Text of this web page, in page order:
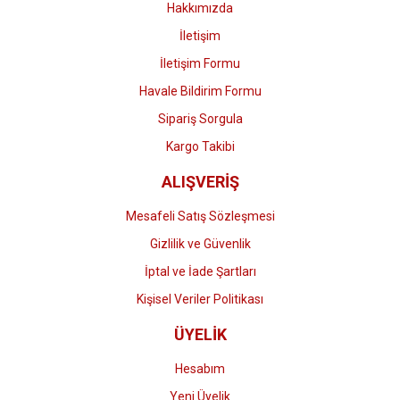
Gönder
Hakkımızda
İletişim
İletişim Formu
Havale Bildirim Formu
Sipariş Sorgula
Kargo Takibi
ALIŞVERİŞ
Mesafeli Satış Sözleşmesi
Gizlilik ve Güvenlik
İptal ve İade Şartları
Kişisel Veriler Politikası
ÜYELİK
Hesabım
Yeni Üyelik